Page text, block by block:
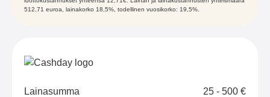
512,71 euroa, lainakorko 18,5%, todellinen vuosikorko: 19,5%.
Lainasumma
25 - 500 €